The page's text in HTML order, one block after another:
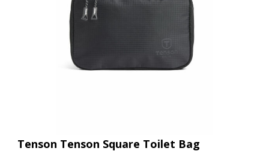
Tenson Tenson Square Toilet Bag